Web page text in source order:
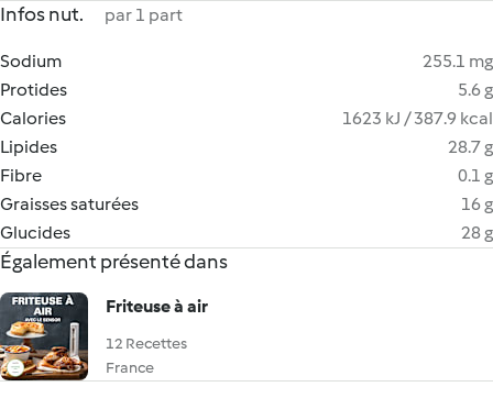
Infos nut. par 1 part
Sodium
255.1 mg
Protides
5.6 g
Calories
1623 kJ / 387.9 kcal
Lipides
28.7 g
Fibre
0.1 g
Graisses saturées
16 g
Glucides
28 g
Également présenté dans
Friteuse à air
12 Recettes
France